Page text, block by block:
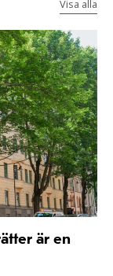
Visa alla
är en